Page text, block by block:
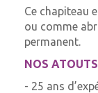
Ce chapiteau
ou comme
permanent.
NOS
- 25 ans